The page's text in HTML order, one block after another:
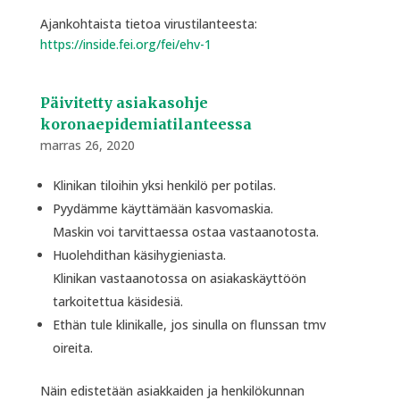
Ajankohtaista tietoa virustilanteesta:
https://inside.fei.org/fei/ehv-1
Päivitetty asiakasohje
koronaepidemiatilanteessa
marras 26, 2020
Klinikan tiloihin yksi henkilö per potilas.
Pyydämme käyttämään kasvomaskia.
Maskin voi tarvittaessa ostaa vastaanotosta.
Huolehdithan käsihygieniasta.
Klinikan vastaanotossa on asiakaskäyttöön
tarkoitettua käsidesiä.
Ethän tule klinikalle, jos sinulla on flunssan tmv
oireita.
Näin edistetään asiakkaiden ja henkilökunnan